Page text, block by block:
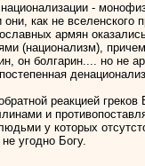
-
как не вселенского
армян
(национализм),
он болгарин.... но не
реакцией
и
у которых
угодно Богу.